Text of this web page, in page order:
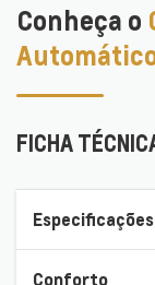
Conheça o
FICHA
Especificações
Conforto